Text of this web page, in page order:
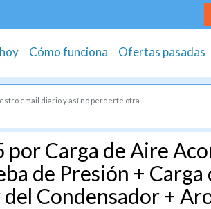
Cómo funciona Ofertas pasadas
email diario y así no perderte otra
por Carga de Aire
de Presión + Carga
Condensador +